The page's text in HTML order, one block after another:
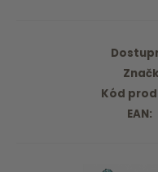
Kód
EAN: